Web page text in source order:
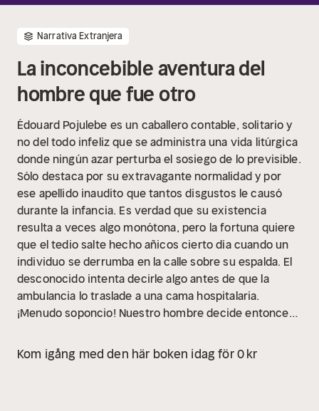
Narrativa Extranjera
La inconcebible aventura del
hombre que fue otro
Édouard Pojulebe es un caballero contable, solitario y
no del todo infeliz que se administra una vida litúrgica
donde ningún azar perturba el sosiego de lo previsible.
Sólo destaca por su extravagante normalidad y por
ese apellido inaudito que tantos disgustos le causó
durante la infancia. Es verdad que su existencia
resulta a veces algo monótona, pero la fortuna quiere
que el tedio salte hecho añicos cierto día cuando un
individuo se derrumba en la calle sobre su espalda. El
desconocido intenta decirle algo antes de que la
ambulancia lo traslade a una cama hospitalaria.
¡Menudo soponcio! Nuestro hombre decide entonces
que el interfecto posee también el calamitoso nombre
que lo atormenta.
Kom igång med den här boken idag för 0 kr